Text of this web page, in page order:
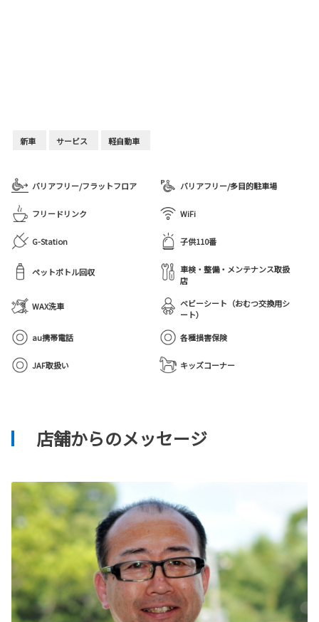
新車 サービス 軽自動車
バリアフリー/フラットフロア バリアフリー/多目的駐車場
フリードリンク WiFi
G-Station 子供110番
ペットボトル回収
車検・整備・メンテナンス取扱
店
WAX洗車
ベビーシート（おむつ交換用シ
ート）
au携帯電話
各種損害保険
JAF取扱い キッズコーナー
店舗からのメッセージ